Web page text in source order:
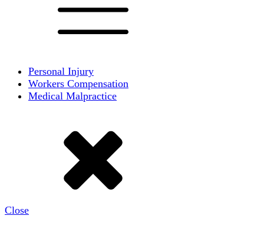
Personal Injury
Workers Compensation
Medical Malpractice
Close